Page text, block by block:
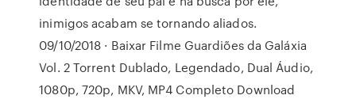
inimigos acabam se tornando aliados.
09/10/2018 · Baixar Filme Guardiões da Galáxia
Vol. 2 Torrent Dublado, Legendado, Dual Áudio,
1080p, 720p, MKV, MP4 Completo Download